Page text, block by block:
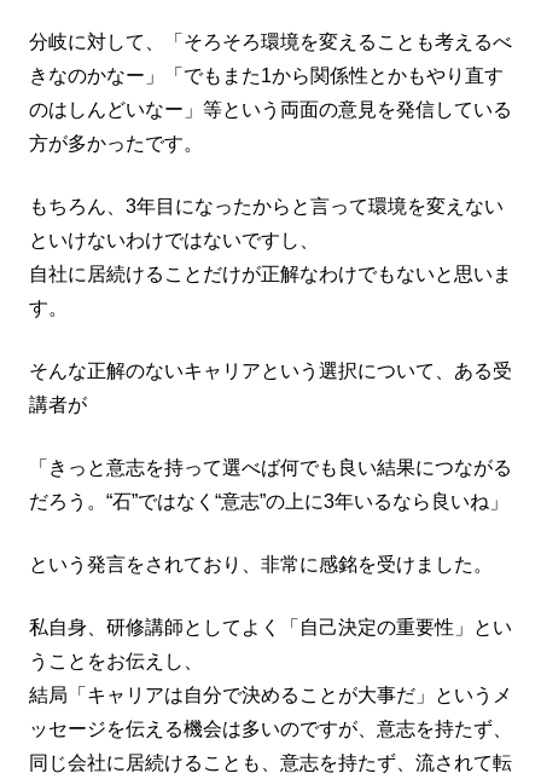
分岐に対して、「そろそろ環境を変えることも考えるべ
きなのかなー」「でもまた1から関係性とかもやり直す
のはしんどいなー」等という両面の意見を発信している
方が多かったです。
もちろん、3年目になったからと言って環境を変えない
といけないわけではないですし、
自社に居続けることだけが正解なわけでもないと思いま
す。
そんな正解のないキャリアという選択について、ある受
講者が
「きっと意志を持って選べば何でも良い結果につながる
だろう。“石”ではなく“意志”の上に3年いるなら良いね」
という発言をされており、非常に感銘を受けました。
私自身、研修講師としてよく「自己決定の重要性」とい
うことをお伝えし、
結局「キャリアは自分で決めることが大事だ」というメ
ッセージを伝える機会は多いのですが、意志を持たず、
同じ会社に居続けることも、意志を持たず、流されて転